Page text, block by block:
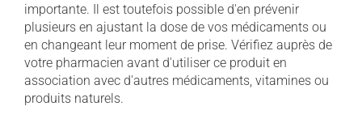
importante. Il est toutefois possible d'en prévenir
plusieurs en ajustant la dose de vos médicaments ou
en changeant leur moment de prise. Vérifiez auprès de
votre pharmacien avant d'utiliser ce produit en
association avec d'autres médicaments, vitamines ou
produits naturels.